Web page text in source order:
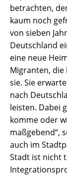
betrachten,
kaum noch
von sieben
Deutschland
eine neue
Migranten, die
sie. Sie
nach
leisten. Dabei
komme oder
maßgebend“,
auch im
Stadt ist nicht